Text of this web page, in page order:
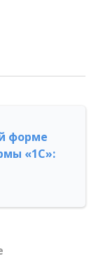
форме
«1С»: